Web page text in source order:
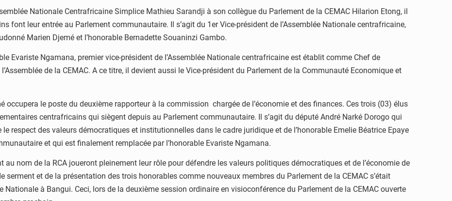
Nationale Centrafricaine Simplice Mathieu Sarandji à son collègue du Parlement de la CEMAC Hilarion Etong, il
font leur entrée au Parlement communautaire. Il s’agit du 1er Vice-président de l’Assemblée Nationale centrafricaine,
Marien Djemé et l’honorable Bernadette Souaninzi Gambo.
Evariste Ngamana, premier vice-président de l’Assemblée Nationale centrafricaine est établit comme Chef de
de la CEMAC. A ce titre, il devient aussi le Vice-président du Parlement de la Communauté Economique et
occupera le poste du deuxième rapporteur à la commission chargée de l’économie et des finances. Ces trois (03) élus
centrafricains qui siègent depuis au Parlement communautaire. Il s’agit du député André Narké Dorogo qui
respect des valeurs démocratiques et institutionnelles dans le cadre juridique et de l’honorable Emelie Béatrice Epaye
et qui est finalement remplacée par l’honorable Evariste Ngamana.
nom de la RCA joueront pleinement leur rôle pour défendre les valeurs politiques démocratiques et de l’économie de
serment et de la présentation des trois honorables comme nouveaux membres du Parlement de la CEMAC s’était
Nationale à Bangui. Ceci, lors de la deuxième session ordinaire en visioconférence du Parlement de la CEMAC ouverte